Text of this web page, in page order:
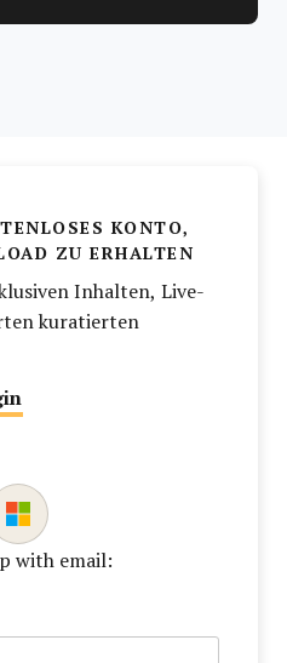
Facebook
KONTO,
ZU ERHALTEN
Inhalten, Live-
kuratierten
with email: